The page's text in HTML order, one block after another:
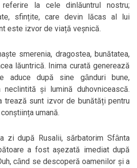
referire la cele dinlăuntrul nostru;
sfințite, care devin lăcas al lui
este izvor de viață veșnică.
smerenia, dragostea, bunătatea,
lăuntrică. Inima curată generează
aduce după sine gȃnduri bune,
neclintită și lumină duhovnicească.
trează sunt izvor de bunătăți pentru
umană.
zi după Rusalii, sărbatorim Sfȃnta
a fost așezată imediat după
cȃnd se descoperă oamenilor și a